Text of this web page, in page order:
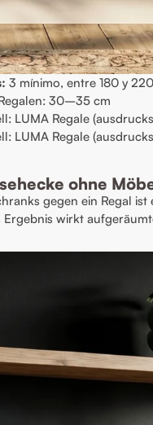
3 mínimo, entre 180 y
30–35 cm
LUMA Regale
LUMA Regale
ohne
gegen ein Regal
wirkt